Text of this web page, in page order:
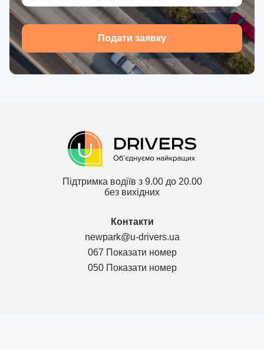
Подати заявку
Підтримка водіїв з 9.00 до 20.00
без вихідних
Контакти
newpark@u-drivers.ua
067 Показати номер
050 Показати номер